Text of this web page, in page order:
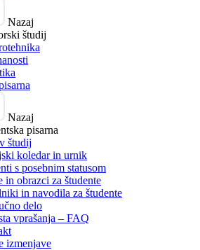
Nazaj
študij
Nazaj
pisarna
študij
koledar in urnik
s posebnim statusom
in obrazci za študente
in navodila za študente
delo
vprašanja – FAQ
izmenjave